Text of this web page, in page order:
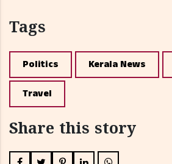
Tags
Politics Kerala News
Travel
Share this story